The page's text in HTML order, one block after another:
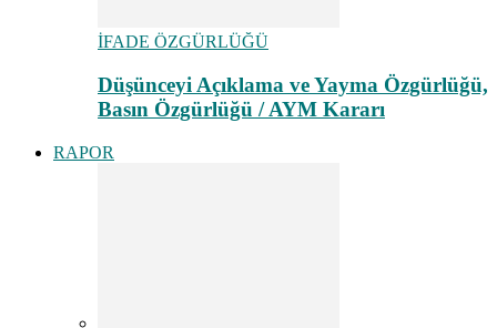
İFADE ÖZGÜRLÜĞÜ
Düşünceyi Açıklama ve Yayma Özgürlüğü,
Basın Özgürlüğü / AYM Kararı
RAPOR